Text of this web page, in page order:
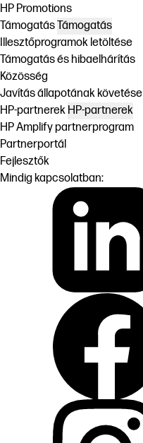
HP Promotions
TámogatásTámogatás
Illesztőprogramok letöltése
Támogatás és hibaelhárítás
Közösség
Javítás állapotának követése
HP-partnerek HP-partnerek
HP Amplify partnerprogram
Partnerportál
Fejlesztők
Mindig kapcsolatban: